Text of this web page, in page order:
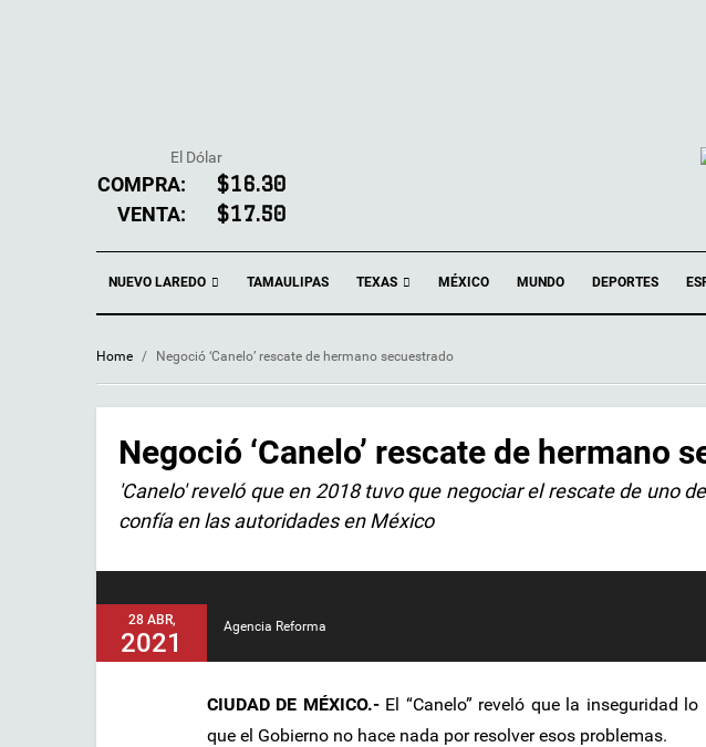
El Dólar
COMPRA: $16.30
VENTA: $17.50
NUEVO LAREDO TAMAULIPAS TEXAS MÉXICO MUNDO DEPORTES
Home / Negoció ‘Canelo’ rescate de hermano secuestrado
Negoció ‘Canelo’ rescate de hermano
'Canelo' reveló que en 2018 tuvo que negociar el rescate de uno
confía en las autoridades en México
28 ABR,
2021
Agencia Reforma
CIUDAD DE MÉXICO.- El “Canelo” reveló que la inseguridad
que el Gobierno no hace nada por resolver esos problemas.